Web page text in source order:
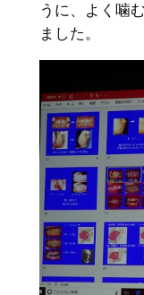
うに、よく噛
ました。